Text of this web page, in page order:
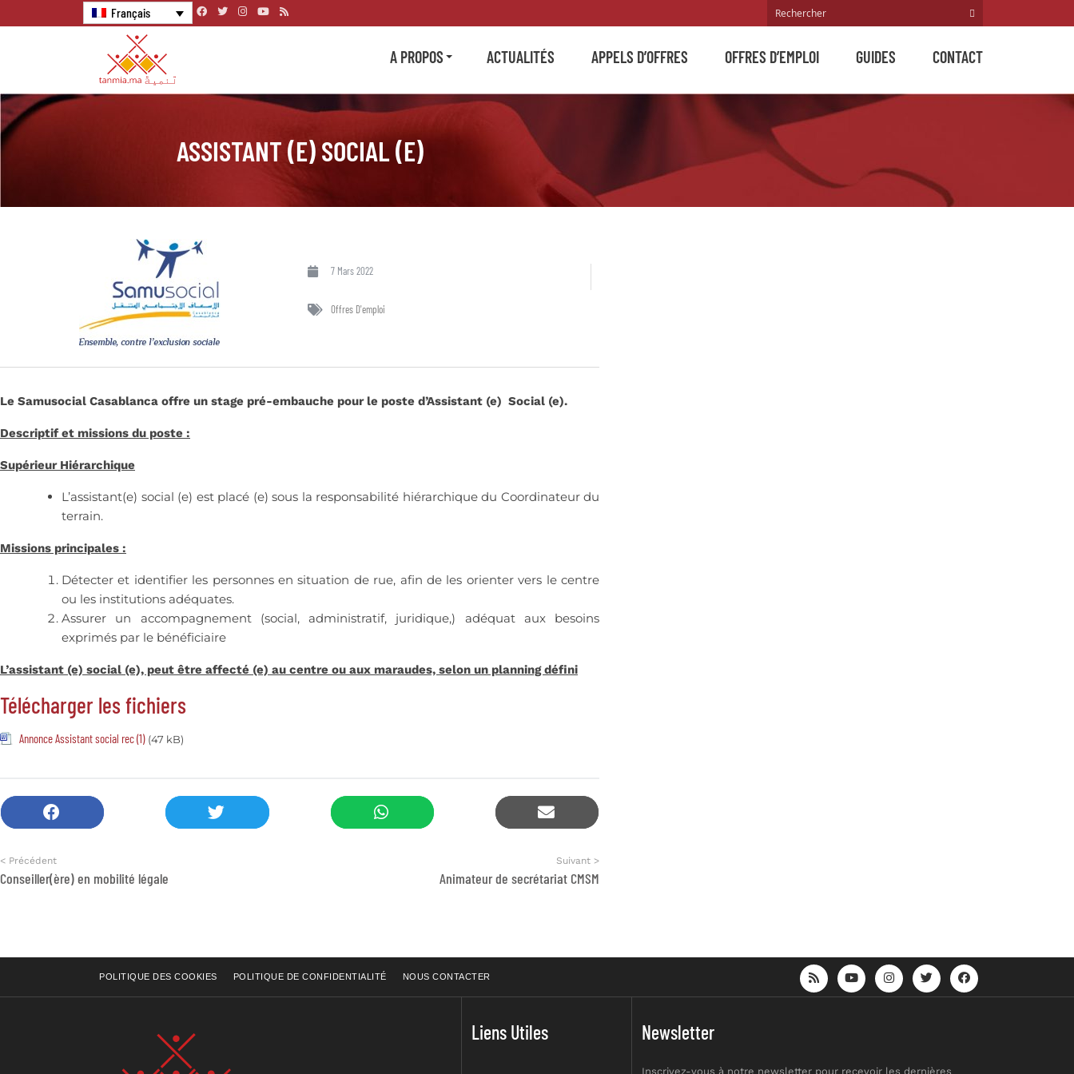
Français
A PROPOS ACTUALITÉS APPELS D’OFFRES OFFRES D’EMPLOI GUIDES CONTACT
ASSISTANT (E) SOCIAL (E)
7 Mars 2022
Offres D'emploi
Le Samusocial Casablanca offre un stage pré-embauche pour le poste d’Assistant (e) Social (e).
Descriptif et missions du poste :
Supérieur Hiérarchique
L’assistant(e) social (e) est placé (e) sous la responsabilité hiérarchique du Coordinateur du
terrain.
Missions principales :
Détecter et identifier les personnes en situation de rue, afin de les orienter vers le centre
ou les institutions adéquates.
Assurer un accompagnement (social, administratif, juridique,) adéquat aux besoins
exprimés par le bénéficiaire
L’assistant (e) social (e), peut être affecté (e) au centre ou aux maraudes, selon un planning défini
Télécharger les fichiers
Annonce Assistant social rec (1) (47 kB)
< Précédent
Conseiller(ère) en mobilité légale
Suivant >
Animateur de secrétariat CMSM
POLITIQUE DES COOKIES POLITIQUE DE CONFIDENTIALITÉ NOUS CONTACTER
Liens Utiles Newsletter
Inscrivez-vous à notre newsletter pour recevoir les dernières